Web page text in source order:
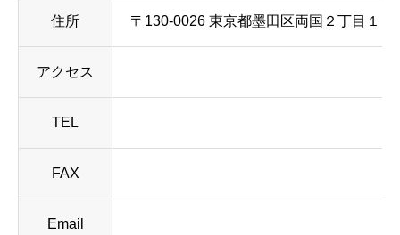
住所 〒130-0026 東京都墨田区両国２丁目１０
アクセス
TEL
FAX
Email